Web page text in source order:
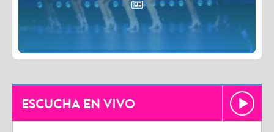
ESCUCHA EN VIVO